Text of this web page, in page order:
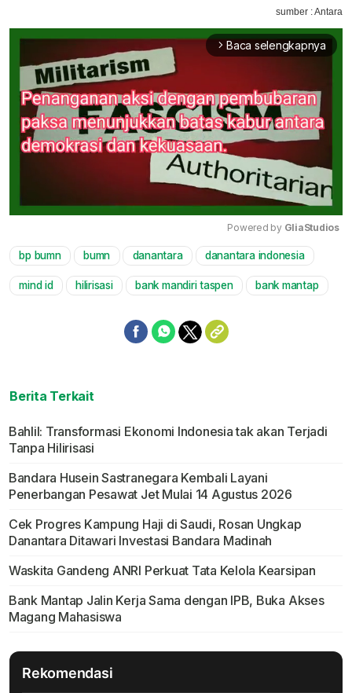
sumber : Antara
arrow_forward_ios Baca selengkapnya
Mute
Powered by GliaStudios
bp bumn bumn danantara danantara indonesia
mind id hilirisasi bank mandiri taspen bank mantap
Berita Terkait
Bahlil: Transformasi Ekonomi Indonesia tak akan Terjadi
Tanpa Hilirisasi
Bandara Husein Sastranegara Kembali Layani
Penerbangan Pesawat Jet Mulai 14 Agustus 2026
Cek Progres Kampung Haji di Saudi, Rosan Ungkap
Danantara Ditawari Investasi Bandara Madinah
Waskita Gandeng ANRI Perkuat Tata Kelola Kearsipan
Bank Mantap Jalin Kerja Sama dengan IPB, Buka Akses
Magang Mahasiswa
Rekomendasi